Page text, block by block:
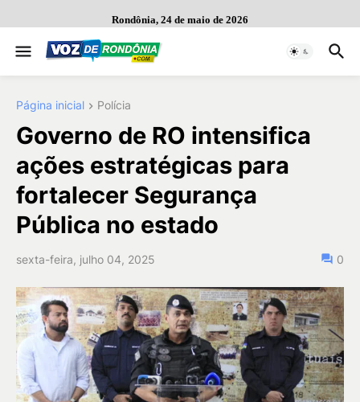
Rondônia, 24 de maio de 2026
Página inicial Polícia
Governo de RO intensifica
ações estratégicas para
fortalecer Segurança
Pública no estado
sexta-feira, julho 04, 2025 0